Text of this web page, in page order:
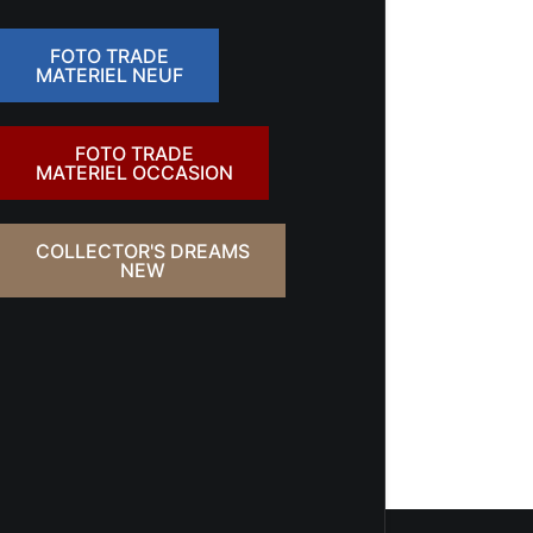
FOTO TRADE
MATERIEL NEUF
FOTO TRADE
MATERIEL OCCASION
COLLECTOR'S DREAMS
NEW